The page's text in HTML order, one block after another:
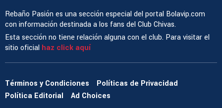
Rebaño Pasión es una sección especial del portal Bolavip.com
con información destinada a los fans del Club Chivas.
Esta sección no tiene relación alguna con el club. Para visitar el
sitio oficial haz click aquí
Términos y Condiciones
Políticas de Privacidad
Política Editorial
Ad Choices